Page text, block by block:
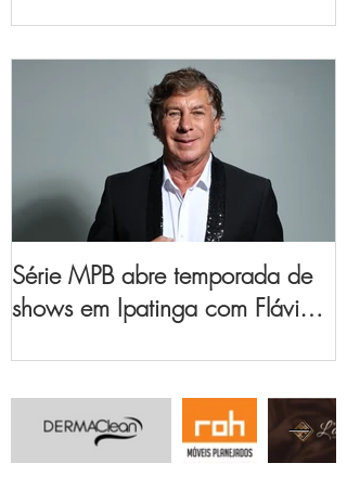
Série MPB abre temporada de
shows em Ipatinga com Flávio